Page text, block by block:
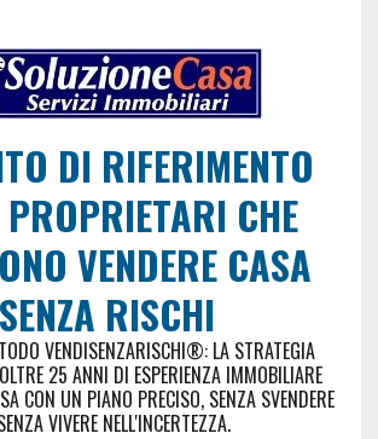
DI RIFERIMENTO
CHE
VENDERE CASA
SENZA RISCHI
VENDISENZARISCHI®: LA STRATEGIA
25 ANNI DI ESPERIENZA IMMOBILIARE
CON UN PIANO PRECISO, SENZA SVENDERE
VIVERE NELL'INCERTEZZA.